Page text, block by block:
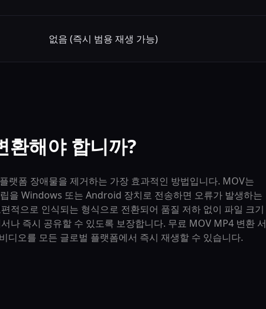
없음 (즉시 범용 재생 가능)
환해야 합니까?
랫폼 장애물을 제거하는 가장 효과적인 방법입니다. MOV는
을 Windows 또는 Android 장치로 전송하면 오류가 발생하는
적으로 인식되는 형식으로 전환되어 품질 저하 없이 파일 크기
나 즉시 공유할 수 있도록 보장합니다. 무료 MOV MP4 변환 서
디오를 모든 글로벌 플랫폼에서 즉시 재생할 수 있습니다.